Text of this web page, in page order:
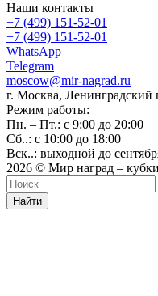
Наши контакты
+7 (499) 151-52-01
+7 (499) 151-52-01
WhatsApp
Telegram
moscow@mir-nagrad.ru
г. Москва, Ленинградский
Режим работы:
Пн. – Пт.: с 9:00 до 20:00
Сб..: с 10:00 до 18:00
Вск..: выходной до
2026 © Мир наград –
Найти